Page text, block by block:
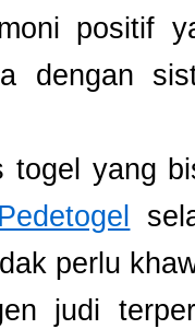
positif
dengan
togel yang
Pedetogel
perlu
judi